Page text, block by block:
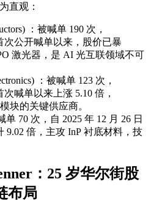
直观：
：被喊单 190 次，
次公开喊单以来，股价已暴
激光器，是 AI 光互联领域不可
：被喊单 123 次，
次喊单以来上涨 5.10 倍，
块的关键供应商。
70 次，自 2025 年 12 月 26 日
9.02 倍，主攻 InP 衬底材料，技
：25 岁华尔街股
布局